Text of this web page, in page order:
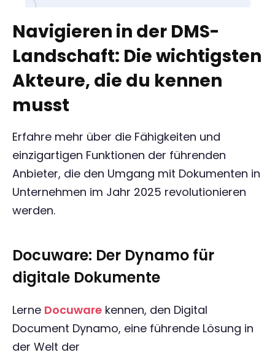
Navigieren in der DMS-
Landschaft: Die wichtigsten
Akteure, die du kennen
musst
Erfahre mehr über die Fähigkeiten und
einzigartigen Funktionen der führenden
Anbieter, die den Umgang mit Dokumenten in
Unternehmen im Jahr 2025 revolutionieren
werden.
Docuware: Der Dynamo für
digitale Dokumente
Lerne Docuware kennen, den Digital
Document Dynamo, eine führende Lösung in
der Welt der